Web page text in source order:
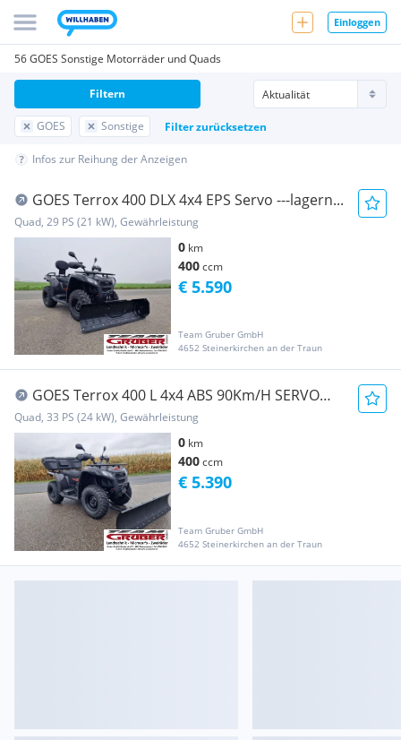
Einloggen
56 GOES Sonstige Motorräder und Quads
GOES Sonstige Filter zurücksetzen
Filtern
Infos zur Reihung der Anzeigen
GOES Terrox 400 DLX 4x4 EPS Servo ---lagern...
Quad, 29 PS (21 kW), Gewährleistung
0 km
400ccm
Team Gruber GmbH
4652 Steinerkirchen an der Traun
€ 5.590
GOES Terrox 400 L 4x4 ABS 90Km/H SERVO
Days...
Quad, 33 PS (24 kW), Gewährleistung
0 km
400ccm
Team Gruber GmbH
4652 Steinerkirchen an der Traun
€ 5.390